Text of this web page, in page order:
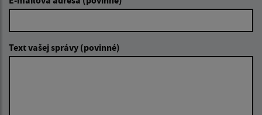
Text vašej správy (povinné)